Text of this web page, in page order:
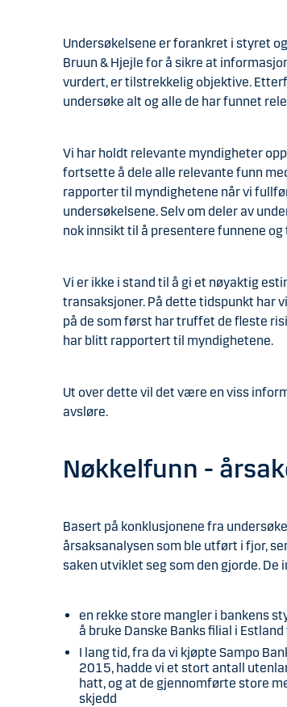
Undersøkelsene er forankret i styret
Bruun & Hjejle for å sikre at
vurdert, er tilstrekkelig objektive.
undersøke alt og alle de har funnet
Vi har holdt relevante myndigheter
fortsette å dele alle relevante funn
rapporter til myndighetene når vi
undersøkelsene. Selv om deler av
nok innsikt til å presentere funnene
Vi er ikke i stand til å gi et nøyaktig
transaksjoner. På dette tidspunkt har
på de som først har truffet de fleste
har blitt rapportert til myndighetene.
Ut over dette vil det være en viss
avsløre.
Nøkkelfunn -
Basert på konklusjonene fra
årsaksanalysen som ble utført i fjor,
saken utviklet seg som den gjorde. De
en rekke store mangler i bankens
å bruke Danske Banks filial i
I lang tid, fra da vi kjøpte Sampo
2015, hadde vi et stort antall
hatt, og at de gjennomførte store
skjedd